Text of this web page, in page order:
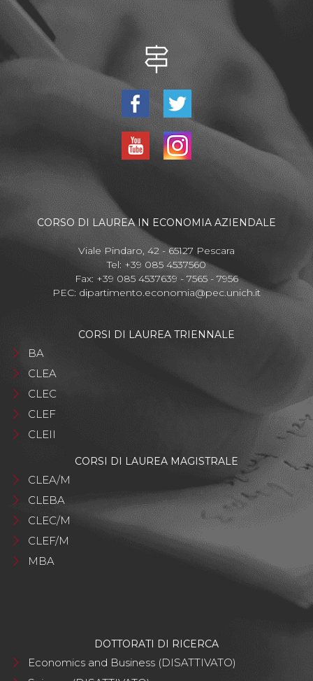
CORSO DI LAUREA IN ECONOMIA AZIENDALE
Viale Pindaro, 42 - 65127 Pescara
Tel: +39 085 4537560
Fax: +39 085 4537639 - 7565 - 7956
PEC: dipartimento.economia@pec.unich.it
CORSI DI LAUREA TRIENNALE
BA
CLEA
CLEC
CLEF
CLEII
CORSI DI LAUREA MAGISTRALE
CLEA/M
CLEBA
CLEC/M
CLEF/M
MBA
DOTTORATI DI RICERCA
Economics and Business (DISATTIVATO)